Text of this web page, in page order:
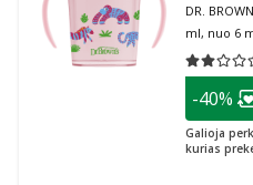
DR.
ml, nuo 6
Vidutinis
-40%
Galioja
kurias